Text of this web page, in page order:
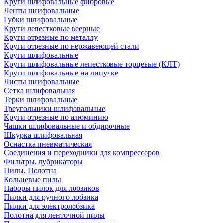
Круги шлифовальные фибровые
Ленты шлифовальные
Губки шлифовальные
Круги лепестковые веерные
Круги отрезные по металлу
Круги отрезные по нержавеющей стали
Круги шлифовальные
Круги шлифовальные лепестковые торцевые (КЛТ)
Круги шлифовальные на липучке
Листы шлифовальные
Сетка шлифовальная
Терки шлифовальные
Треугольники шлифовальные
Круги отрезные по алюминию
Чашки шлифовальные и обдирочные
Шкурка шлифовальная
Оснастка пневматическая
Соединения и переходники для компрессоров
Фильтры, лубрикаторы
Пилы, Полотна
Кольцевые пилы
Наборы пилок для лобзиков
Пилки для ручного лобзика
Пилки для электролобзика
Полотна для ленточной пилы